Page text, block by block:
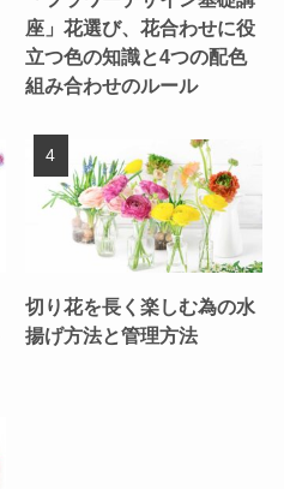
座」花選び、花合わせに役
立つ色の知識と4つの配色
組み合わせのルール
切り花を長く楽しむ為の水
揚げ方法と管理方法